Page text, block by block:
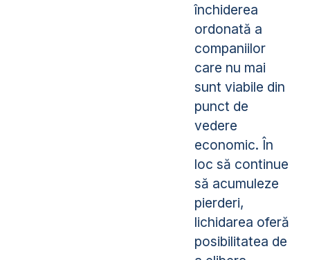
închiderea
ordonată a
companiilor
care nu mai
sunt viabile din
punct de
vedere
economic. În
loc să continue
să acumuleze
pierderi,
lichidarea oferă
posibilitatea de